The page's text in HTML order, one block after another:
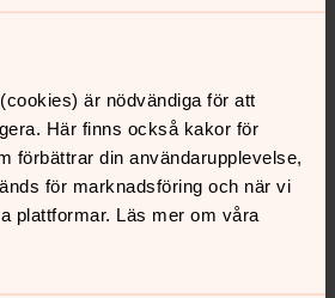
är nödvändiga för att
Här finns också kakor för
förbättrar din användarupplevelse,
för marknadsföring och när vi
plattformar. Läs mer om våra
10 augusti
oss för en fikastund i mysig miljö.
smörgås, bulle, kaka. Är vädret
vår altan.